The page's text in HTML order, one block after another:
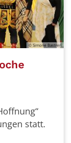
© Simone Bastreri
statt.